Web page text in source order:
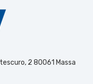
2 80061 Massa